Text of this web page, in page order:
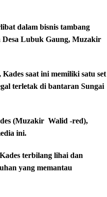
dalam bisnis tambang
Desa Lubuk Gaung, Muzakir
saat ini memiliki satu set
terletak di bantaran Sungai
(Muzakir Walid -red),
ini.
terbilang lihai dan
yang memantau